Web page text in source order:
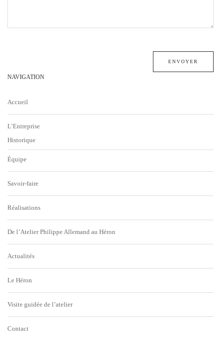
NAVIGATION
Accueil
L’Entreprise
Historique
Équipe
Savoir-faire
Réalisations
De l’Atelier Philippe Allemand au Héron
Actualités
Le Héron
Visite guidée de l’atelier
Contact